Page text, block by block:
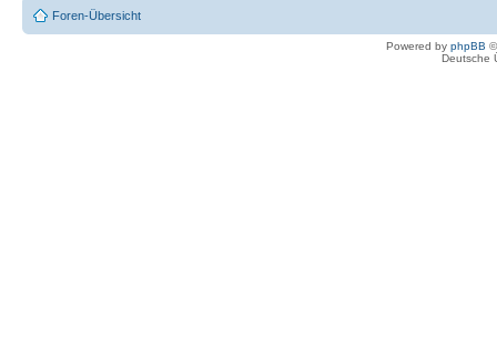
Foren-Übersicht
Powered by phpBB
Deutsche